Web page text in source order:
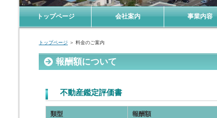
トップページ ＞ 料金のご案内
報酬額について
不動産鑑定評価書
類型 報酬額
トップページ 会社案内 事業内容